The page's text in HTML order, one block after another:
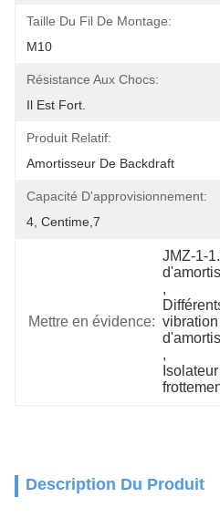
Taille Du Fil De Montage:
M10
Résistance Aux Chocs:
Il Est Fort.
Produit Relatif:
Amortisseur De Backdraft
Capacité D'approvisionnement:
4, Centime,7
Mettre en évidence:
JMZ-1-
,
,
Description Du Produit